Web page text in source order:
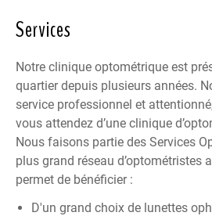
Services
Notre clinique optométrique est
quartier depuis plusieurs années.
service professionnel et
vous attendez d’une clinique
Nous faisons partie des Services
plus grand réseau d’optométristes
permet de bénéficier :
D'un grand choix de lunettes